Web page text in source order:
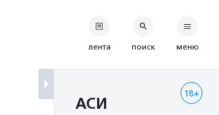
лента поиск меню
18+
АСИ